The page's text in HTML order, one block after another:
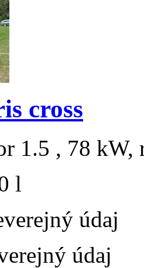
cross
1.5 , 78 kW,
l
údaj
údaj